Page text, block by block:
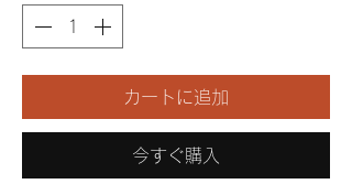
カートに追加
今すぐ購入